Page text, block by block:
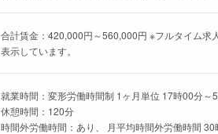
合計賃金：420,000円～560,000円 ※フルタイム求
表示しています。
就業時間：変形労働時間制 1ヶ月単位 17時00分～
休憩時間：120分
時間外労働時間：あり、 月平均時間外労働時間